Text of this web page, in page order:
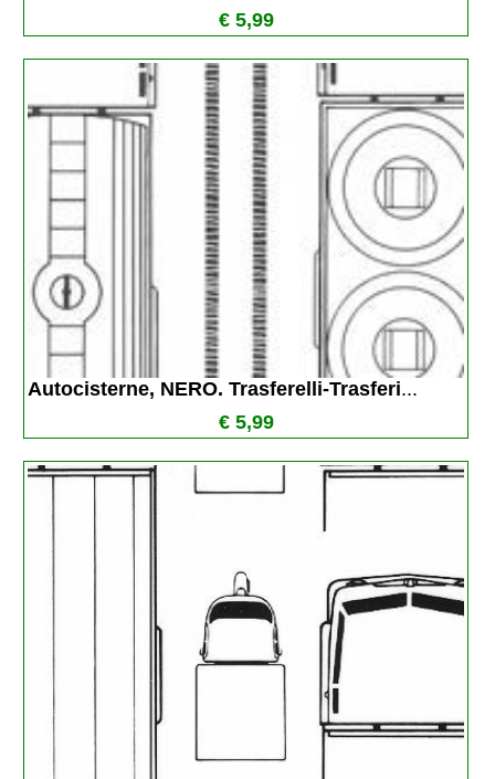
€ 5,99
Autocisterne, NERO. Trasferelli-Trasferi...
€ 5,99